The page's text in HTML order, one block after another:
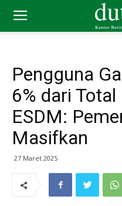
Pengguna
6% dari
ESDM:
Masifkan
27 Maret 2025